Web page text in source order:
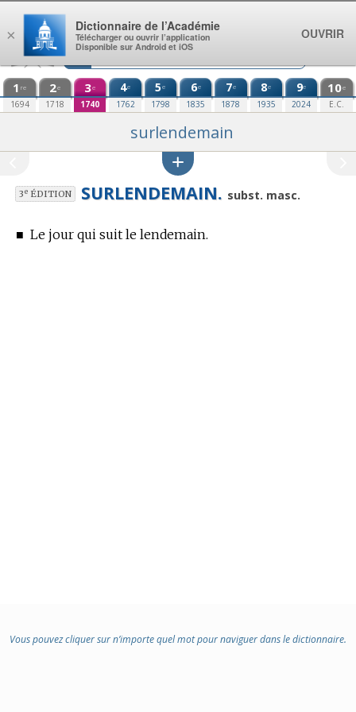
Aller au contenu
1 re
1694
2e
1718
3e
1740
4e
1762
5e
1798
6e
1835
7e
1878
8e
1935
9e
2024
10e
E.C.
surlendemain
3eÉDITION SURLENDEMAIN. subst. masc.
■ Le jour qui suit le lendemain.
Vous pouvez cliquer sur n’importe quel mot pour naviguer dans le dictionnaire.
×
Dictionnaire de l’Académie
Télécharger ou ouvrir l’application
Disponible sur Android et iOS
OUVRIR